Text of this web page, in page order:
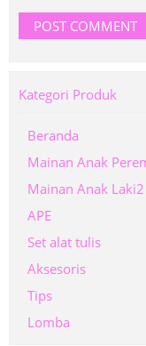
Kategori Produk
Beranda
Mainan Anak
Mainan Anak Laki2
APE
Set alat tulis
Aksesoris
Tips
Lomba